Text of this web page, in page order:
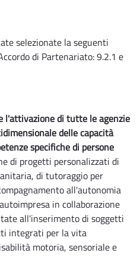
selezionate la seguenti
di Partenariato: 9.2.1 e
l'attivazione di tutte le agenzie
delle capacità
specifiche di persone
di progetti personalizzati di
di tutoraggio per
all'autonomia
in collaborazione
all'inserimento di soggetti
integrati per la vita
motoria, sensoriale e